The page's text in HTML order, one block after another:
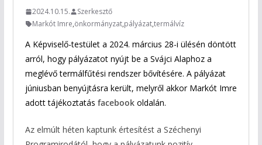
2024.10.15.
Szerkesztő
Markót Imre,önkormányzat,pályázat,termálvíz
A Képviselő-testület a 2024. március 28-i ülésén döntött
arról, hogy pályázatot nyújt be a Svájci Alaphoz a
meglévő termálfűtési rendszer bővítésére. A pályázat
júniusban benyújtásra került, melyről akkor Markót Imre
adott tájékoztatás facebook oldalán.
Az elmúlt héten kaptunk értesítést a Széchenyi